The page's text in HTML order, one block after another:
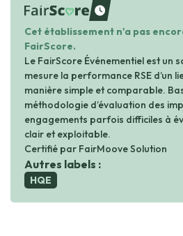
waiting
Cet établissement n'a pas
FairScore.
Le FairScore Événementiel est un
mesure la performance RSE d’un
manière simple et comparable.
méthodologie d’évaluation des
engagements parfois difficiles à
clair et exploitable.
Certifié par FairMoove Solution
Autres labels :
HQE